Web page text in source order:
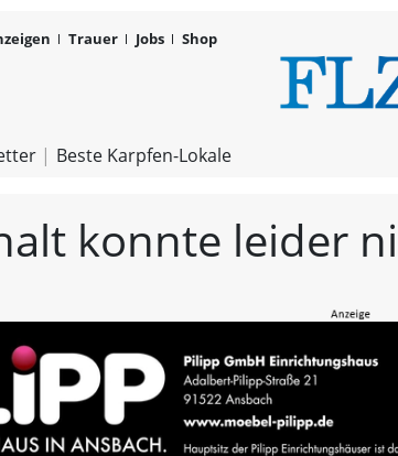
Trauer Jobs Shop
Beste Karpfen-Lokale
konnte leider